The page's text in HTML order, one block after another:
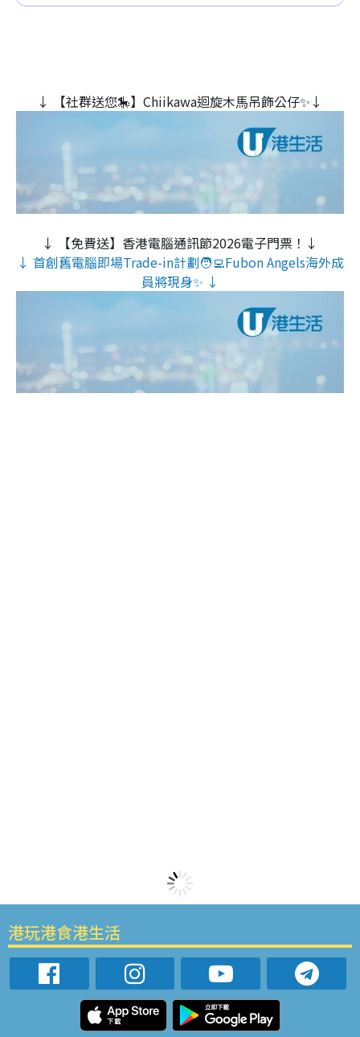
↓ 【社群送您🎠】Chiikawa迴旋木⾺吊飾公仔✨↓
↓ 【免費送】香港電腦通訊節2026電子門票！↓
↓ 首創舊電腦即場Trade-in計劃🧑‍💻Fubon Angels海外成
員將現身✨ ↓
港玩港食港生活